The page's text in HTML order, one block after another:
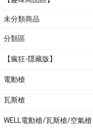
未分類商品
分類區
【瘋狂-隱藏版】
電動槍
瓦斯槍
WELL電動槍/瓦斯槍/空氣槍